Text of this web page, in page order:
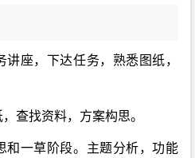
讲座，下达任务，熟悉图纸，
查找资料，方案构思。
和一草阶段。主题分析，功能